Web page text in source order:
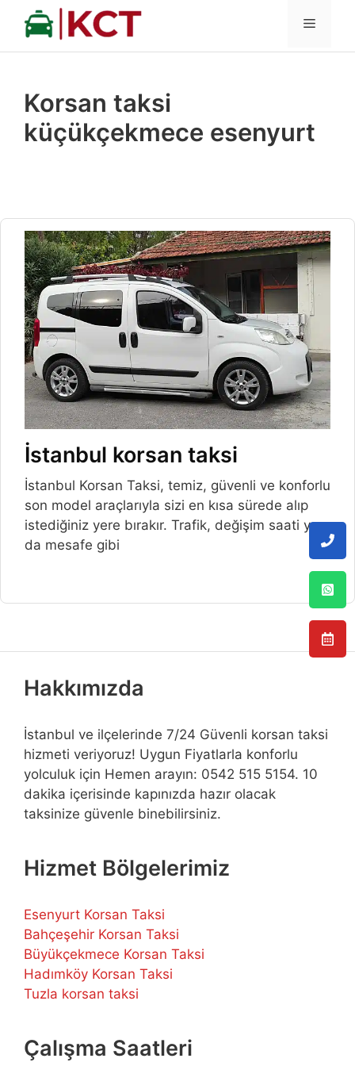
İçeriğe
MENÜ
Korsan taksi
küçükçekmece esenyurt
İstanbul korsan taksi
İstanbul Korsan Taksi, temiz, güvenli ve konforlu
son model araçlarıyla sizi en kısa sürede alıp
istediğiniz yere bırakır. Trafik, değişim saati ya
da mesafe gibi
Hakkımızda
İstanbul ve ilçelerinde 7/24 Güvenli korsan taksi
hizmeti veriyoruz! Uygun Fiyatlarla konforlu
yolculuk için Hemen arayın: 0542 515 5154. 10
dakika içerisinde kapınızda hazır olacak
taksinize güvenle binebilirsiniz.
Hizmet Bölgelerimiz
Esenyurt Korsan Taksi
Bahçeşehir Korsan Taksi
Büyükçekmece Korsan Taksi
Hadımköy Korsan Taksi
Tuzla korsan taksi
Çalışma Saatleri